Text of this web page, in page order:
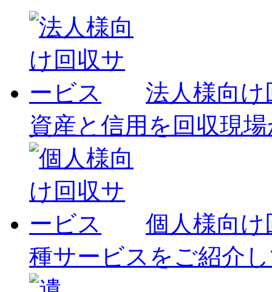
法人様向
資産と信用を回収現
個人様向
種サービスをご紹介